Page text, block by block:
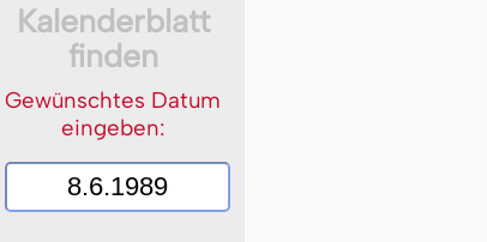
Kalenderblatt
finden
Gewünschtes Datum
eingeben: